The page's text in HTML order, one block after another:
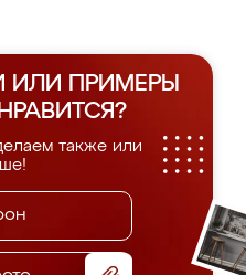
ИЛИ ПРИМЕРЫ
также или